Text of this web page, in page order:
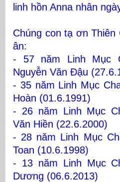
linh hồn Anna nhân
Chúng con tạ ơn
ân:
- 57 năm Linh Mục
Nguyễn Văn Đậu
- 35 năm Linh Mục
Hoàn (01.6.1991)
- 26 năm Linh Mục
Văn Hiền (22.6.2000)
- 28 năm Linh Mục
Toan (10.6.1998)
- 13 năm Linh Mục
Dương (06.6.2013)